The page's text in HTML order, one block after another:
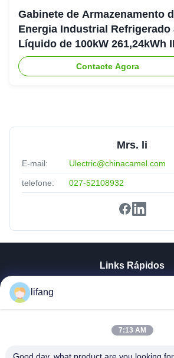
Gabinete de Armazenamento
Energia Industrial Refrigerado
Líquido de 100kW 261,24kWh
Contacte Agora
Mrs. li
E-mail: Ulectric@chinacamel.com
telefone: 027-52108932
Links Rápidos
Fábrica
lifang
7:13 AM